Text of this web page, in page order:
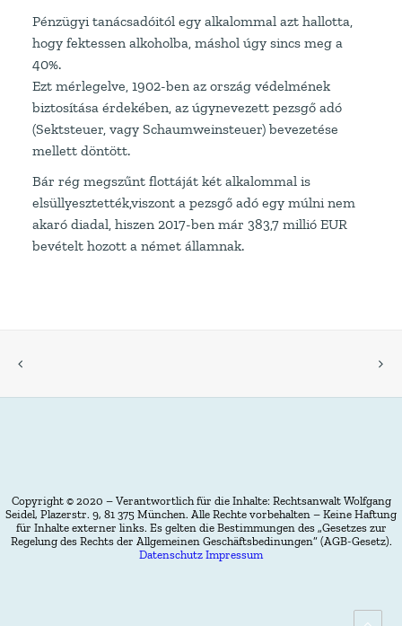
Pénzügyi tanácsadóitól egy alkalommal azt hallotta,
hogy fektessen alkoholba, máshol úgy sincs meg a
40%.
Ezt mérlegelve, 1902-ben az ország védelmének
biztosítása érdekében, az úgynevezett pezsgő adó
(Sektsteuer, vagy Schaumweinsteuer) bevezetése
mellett döntött.
Bár rég megszűnt flottáját két alkalommal is
elsüllyesztették,viszont a pezsgő adó egy múlni nem
akaró diadal, hiszen 2017-ben már 383,7 millió EUR
bevételt hozott a német államnak.
Copyright © 2020 – Verantwortlich für die Inhalte: Rechtsanwalt Wolfgang
Seidel, Plazerstr. 9, 81 375 München. Alle Rechte vorbehalten – Keine Haftung
für Inhalte externer links. Es gelten die Bestimmungen des „Gesetzes zur
Regelung des Rechts der Allgemeinen Geschäftsbedinungen” (AGB-Gesetz).
Datenschutz Impressum